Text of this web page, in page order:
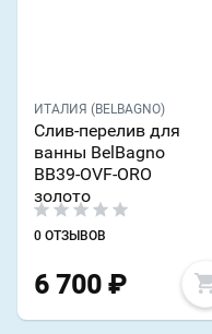
ИТАЛИЯ (BELBAGNO)
Слив-перелив для
ванны BelBagno
BB39-OVF-ORO
золото
0 ОТЗЫВОВ
6 700 ₽